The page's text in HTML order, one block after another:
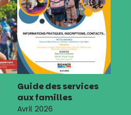
Guide des services
aux familles
Avril 2026